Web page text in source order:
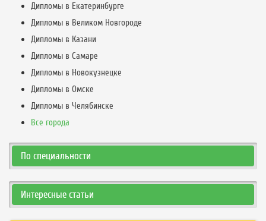
Дипломы в Екатеринбурге
Дипломы в Великом Новгороде
Дипломы в Казани
Дипломы в Самаре
Дипломы в Новокузнецке
Дипломы в Омске
Дипломы в Челябинске
Все города
По специальности
Интересные статьи